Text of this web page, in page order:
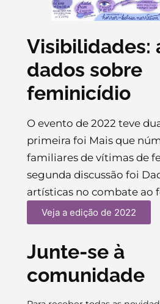
Visibilidades:
dados sobre
feminicídio
O evento de 2022 teve
primeira foi Mais que
familiares de vítimas de
segunda discussão foi
artísticas no combate ao
Veja a edição de 2022
Junte-se à
comunidade